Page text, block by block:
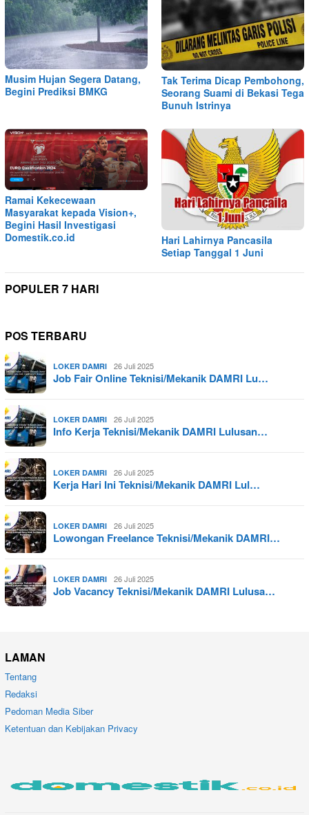
Musim Hujan Segera Datang,
Begini Prediksi BMKG
Tak Terima Dicap Pembohong,
Seorang Suami di Bekasi Tega
Bunuh Istrinya
Ramai Kekecewaan
Masyarakat kepada Vision+,
Begini Hasil Investigasi
Domestik.co.id
Hari Lahirnya Pancasila
Setiap Tanggal 1 Juni
POPULER 7 HARI
POS TERBARU
LOKER DAMRI 26 Juli 2025
Job Fair Online Teknisi/Mekanik DAMRI Lu…
LOKER DAMRI 26 Juli 2025
Info Kerja Teknisi/Mekanik DAMRI Lulusan…
LOKER DAMRI 26 Juli 2025
Kerja Hari Ini Teknisi/Mekanik DAMRI Lul…
LOKER DAMRI 26 Juli 2025
Lowongan Freelance Teknisi/Mekanik DAMRI…
LOKER DAMRI 26 Juli 2025
Job Vacancy Teknisi/Mekanik DAMRI Lulusa…
LAMAN
Tentang
Redaksi
Pedoman Media Siber
Ketentuan dan Kebijakan Privacy